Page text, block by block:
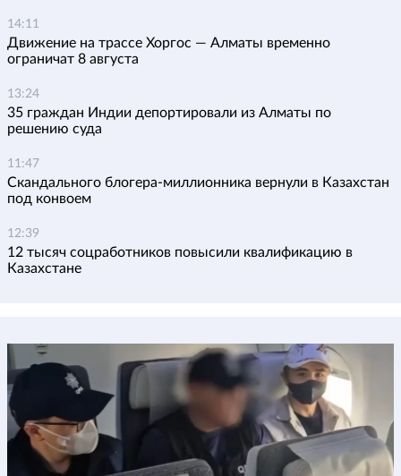
14:11
Движение на трассе Хоргос — Алматы временно
ограничат 8 августа
13:24
35 граждан Индии депортировали из Алматы по
решению суда
11:47
Скандального блогера-миллионника вернули в Казахстан
под конвоем
12:39
12 тысяч соцработников повысили квалификацию в
Казахстане